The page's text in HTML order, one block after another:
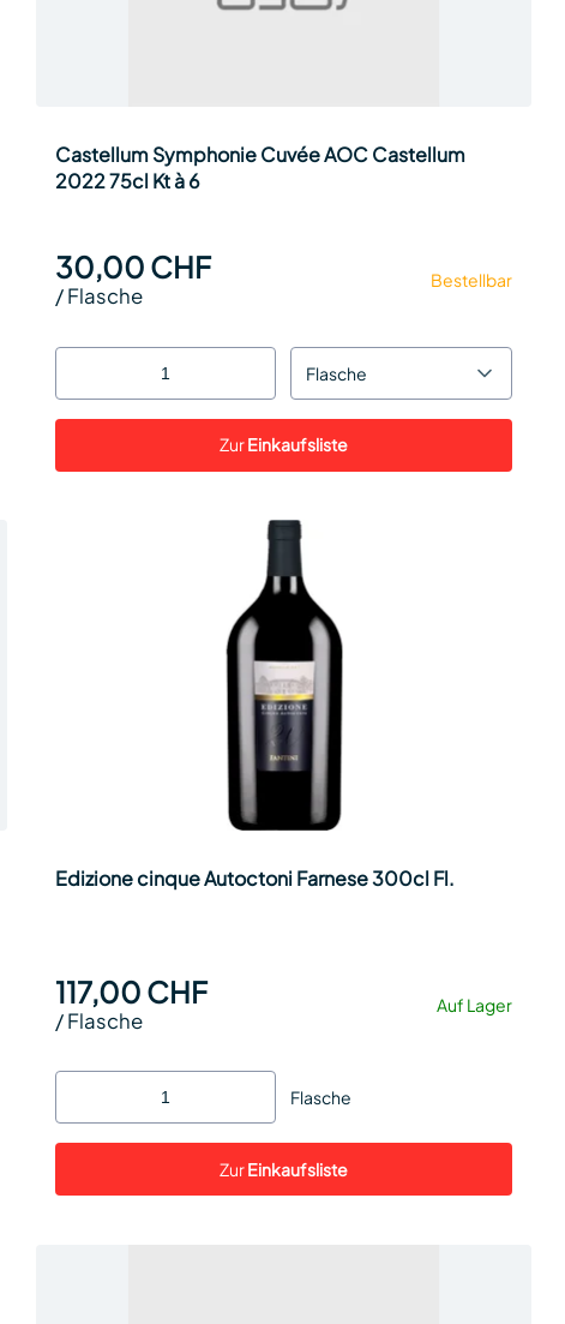
Castellum Symphonie Cuvée AOC Castellum
2022 75cl Kt à 6
Bestellbar
30,00 CHF
/Flasche
Flasche
ZurEinkaufsliste
Edizione cinque Autoctoni Farnese 300cl Fl.
Auf Lager
117,00 CHF
/Flasche
Flasche
ZurEinkaufsliste